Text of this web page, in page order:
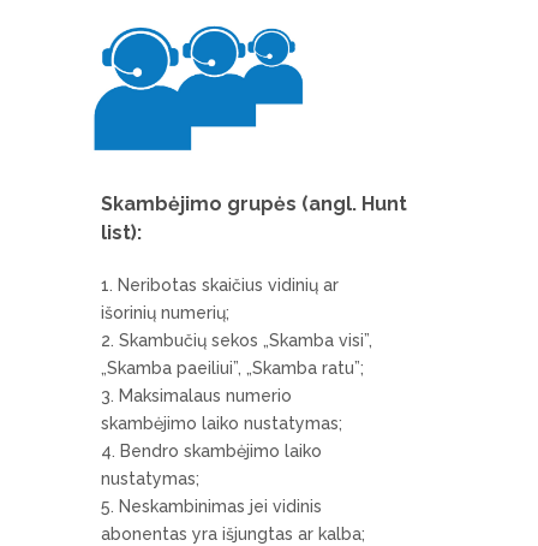
Skambėjimo grupės (angl. Hunt
list):
Neribotas skaičius vidinių ar
išorinių numerių;
Skambučių sekos „Skamba visi”,
„Skamba paeiliui”, „Skamba ratu”;
Maksimalaus numerio
skambėjimo laiko nustatymas;
Bendro skambėjimo laiko
nustatymas;
Neskambinimas jei vidinis
abonentas yra išjungtas ar kalba;